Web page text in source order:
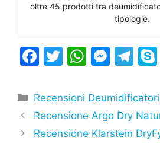
oltre 45 prodotti tra
tipologie.
F
c
e
b
T
itt
er
W
at
s
A
M
s
s
e
T
e
gr
a
y
Categorie
Recensioni Deumidificatori
Recensione Argo Dry
Recensione Klarstein